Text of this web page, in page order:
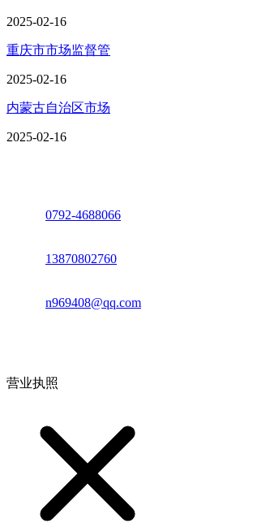
2025-02-16
重庆市市场监督管
2025-02-16
内蒙古自治区市场
2025-02-16
0792-4688066
13870802760
n969408@qq.com
营业执照